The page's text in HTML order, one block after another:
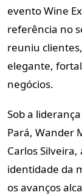
evento Wine
referência no
reuniu
elegante,
negócios.
Sob a
Pará, Wander
Carlos
identidade da
os avanços